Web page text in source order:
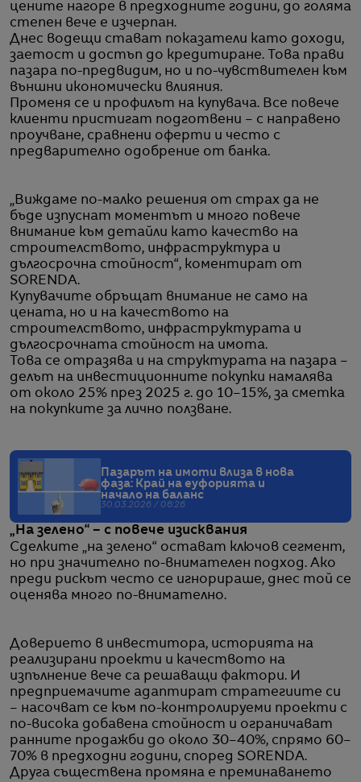
цените нагоре в предходните години, до голяма
степен вече е изчерпан.
Днес водещи стават показатели като доходи,
заетост и достъп до кредитиране. Това прави
пазара по-предвидим, но и по-чувствителен към
външни икономически влияния.
Променя се и профилът на купувача. Все повече
клиенти пристигат подготвени – с направено
проучване, сравнени оферти и често с
предварително одобрение от банка.
„Виждаме по-малко решения от страх да не
бъде изпуснат моментът и много повече
внимание към детайли като качество на
строителството, инфраструктура и
дългосрочна стойност“, коментират от
SORENDA.
Купувачите обръщат внимание не само на
цената, но и на качеството на
строителството, инфраструктурата и
дългосрочната стойност на имота.
Това се отразява и на структурата на пазара –
делът на инвестиционните покупки намалява
от около 25% през 2025 г. до 10–15%, за сметка
на покупките за лично ползване.
Пазарът на имоти влиза в нова
фаза: Край на еуфорията и
начало на баланс
30.03.2026 / 06:26
„На зелено“ – с повече изисквания
Сделките „на зелено“ остават ключов сегмент,
но при значително по-внимателен подход. Ако
преди рискът често се игнорираше, днес той се
оценява много по-внимателно.
Доверието в инвеститора, историята на
реализирани проекти и качеството на
изпълнение вече са решаващи фактори. И
предприемачите адаптират стратегиите си
– насочват се към по-контролируеми проекти с
по-висока добавена стойност и ограничават
ранните продажби до около 30–40%, спрямо 60–
70% в предходни години, според SORENDA.
Друга съществена промяна е преминаването